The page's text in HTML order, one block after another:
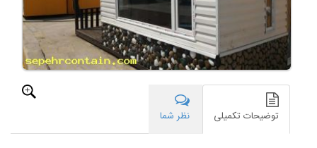
جمله
رایج
ترین
انواع
کانکس
ها
می
این
توضیحات تکمیلی نظر شما